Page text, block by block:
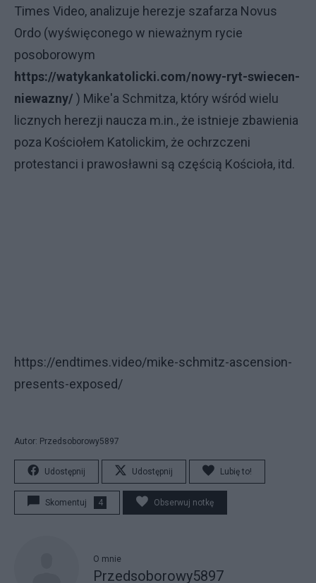
Times Video, analizuje herezje szafarza Novus
Ordo (wyświęconego w nieważnym rycie
posoborowym
https://watykankatolicki.com/nowy-ryt-swiecen-
niewazny/ ) Mike'a Schmitza, który wśród wielu
licznych herezji naucza m.in., że istnieje zbawienia
poza Kościołem Katolickim, że ochrzczeni
protestanci i prawosławni są częścią Kościoła, itd.
https://endtimes.video/mike-schmitz-ascension-
presents-exposed/
Autor: Przedsoborowy5897
Udostępnij Udostępnij Lubię to!
Skomentuj 4 Obserwuj notkę
O mnie
Przedsoborowy5897